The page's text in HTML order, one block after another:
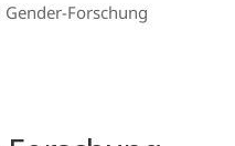
Forschung